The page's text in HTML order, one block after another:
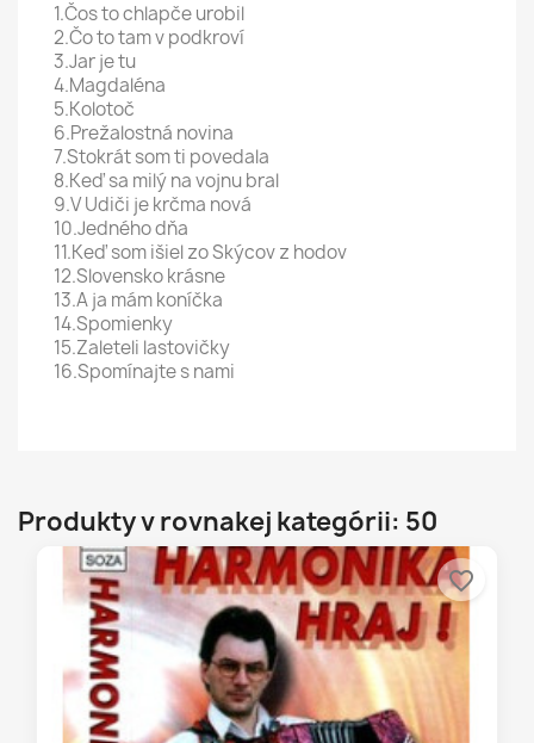
1.Čos to chlapče urobil
2.Čo to tam v podkroví
3.Jar je tu
4.Magdaléna
5.Kolotoč
6.Prežalostná novina
7.Stokrát som ti povedala
8.Keď sa milý na vojnu bral
9.V Udiči je krčma nová
10.Jedného dňa
11.Keď som išiel zo Skýcov z hodov
12.Slovensko krásne
13.A ja mám koníčka
14.Spomienky
15.Zaleteli lastovičky
16.Spomínajte s nami
Produkty v rovnakej kategórii: 50
favorite_border